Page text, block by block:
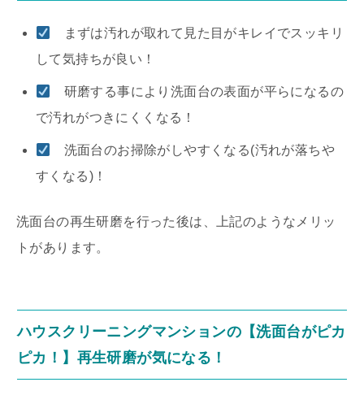
まずは汚れが取れて見た目がキレイでスッキリ
して気持ちが良い！
研磨する事により洗面台の表面が平らになるの
で汚れがつきにくくなる！
洗面台のお掃除がしやすくなる(汚れが落ちや
すくなる)！
洗面台の再生研磨を行った後は、上記のようなメリッ
トがあります。
ハウスクリーニングマンションの【洗面台がピカ
ピカ！】再生研磨が気になる！